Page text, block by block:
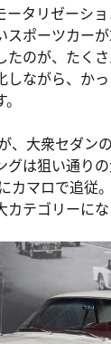
ータリゼーシ
スポーツカー
たのが、たく
しながら、か
、大衆セダン
グは狙い通り
カマロで追従
テゴリーにな